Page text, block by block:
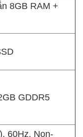
8GB RAM +
GDDR5
60Hz, Non-